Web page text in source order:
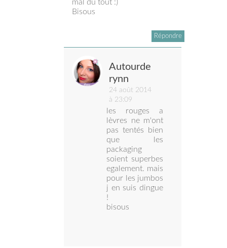
mal du tout :)
Bisous
Répondre
Autourde
rynn
24 août 2014
à 23:09
les rouges a
lèvres ne m'ont
pas tentés bien
que les
packaging
soient superbes
egalement. mais
pour les jumbos
j en suis dingue
!
bisous